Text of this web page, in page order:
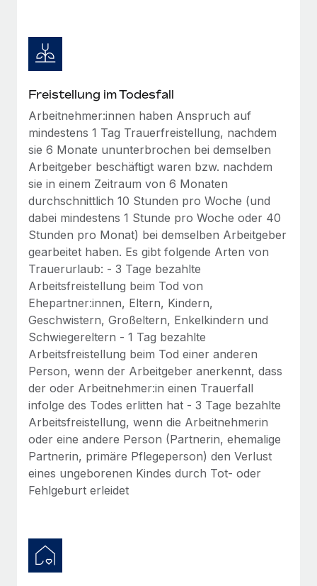
Mehr erfahren
Freistellung im Todesfall
Arbeitnehmer:innen haben Anspruch auf
mindestens 1 Tag Trauerfreistellung, nachdem
sie 6 Monate ununterbrochen bei demselben
Arbeitgeber beschäftigt waren bzw. nachdem
sie in einem Zeitraum von 6 Monaten
durchschnittlich 10 Stunden pro Woche (und
dabei mindestens 1 Stunde pro Woche oder 40
Stunden pro Monat) bei demselben Arbeitgeber
gearbeitet haben. Es gibt folgende Arten von
Trauerurlaub: - 3 Tage bezahlte
Arbeitsfreistellung beim Tod von
Ehepartner:innen, Eltern, Kindern,
Geschwistern, Großeltern, Enkelkindern und
Schwiegereltern - 1 Tag bezahlte
Arbeitsfreistellung beim Tod einer anderen
Person, wenn der Arbeitgeber anerkennt, dass
der oder Arbeitnehmer:in einen Trauerfall
infolge des Todes erlitten hat - 3 Tage bezahlte
Arbeitsfreistellung, wenn die Arbeitnehmerin
oder eine andere Person (Partnerin, ehemalige
Partnerin, primäre Pflegeperson) den Verlust
eines ungeborenen Kindes durch Tot- oder
Fehlgeburt erleidet